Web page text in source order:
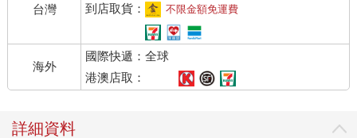
台灣
到店取貨：
不限金額免運費
海外
國際快遞：全球
港澳店取：
詳細資料